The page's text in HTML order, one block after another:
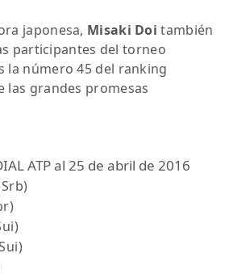
japonesa, Misaki Doi también
participantes del torneo
la número 45 del ranking
las grandes promesas
ATP al 25 de abril de 2016